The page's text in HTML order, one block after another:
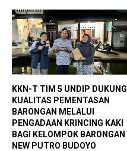
KKN-T TIM 5 UNDIP DUKUNG
KUALITAS PEMENTASAN
BARONGAN MELALUI
PENGADAAN KRINCING KAKI
BAGI KELOMPOK BARONGAN
NEW PUTRO BUDOYO